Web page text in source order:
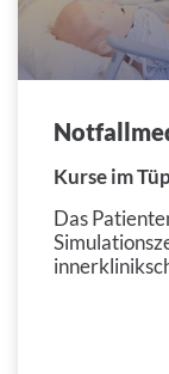
Kurse im
Das